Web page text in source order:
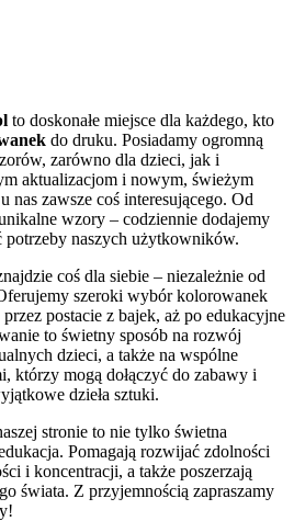
to doskonałe miejsce dla każdego, kto
do druku. Posiadamy ogromną
zarówno dla dzieci, jak i
aktualizacjom i nowym, świeżym
nas zawsze coś interesującego. Od
wzory – codziennie dodajemy
potrzeby naszych użytkowników.
coś dla siebie – niezależnie od
szeroki wybór kolorowanek
postacie z bajek, aż po edukacyjne
to świetny sposób na rozwój
dzieci, a także na wspólne
którzy mogą dołączyć do zabawy i
dzieła sztuki.
stronie to nie tylko świetna
Pomagają rozwijać zdolności
i koncentracji, a także poszerzają
świata. Z przyjemnością zapraszamy